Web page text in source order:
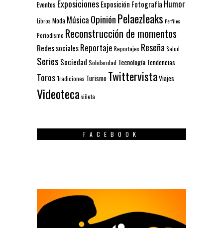
Eventos ExposicionesExposición Fotografía Humor
Libros Moda Música OpiniónPelaezleaks Perfiles
Periodismo Reconstrucción de momentos
Redes socialesReportaje Reportajes Reseña Salud
Series Sociedad Solidaridad Tecnología Tendencias
Toros Tradiciones Turismo TwittervistaViajes
Videoteca viñeta
FACEBOOK